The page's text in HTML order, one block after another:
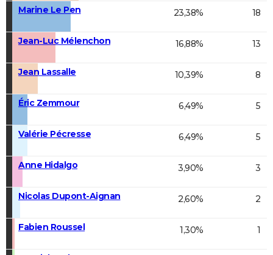
Marine Le Pen 23,38% 18
Jean-Luc Mélenchon 16,88% 13
Jean Lassalle 10,39% 8
Éric Zemmour 6,49% 5
Valérie Pécresse 6,49% 5
Anne Hidalgo 3,90% 3
Nicolas Dupont-Aignan 2,60% 2
Fabien Roussel 1,30% 1